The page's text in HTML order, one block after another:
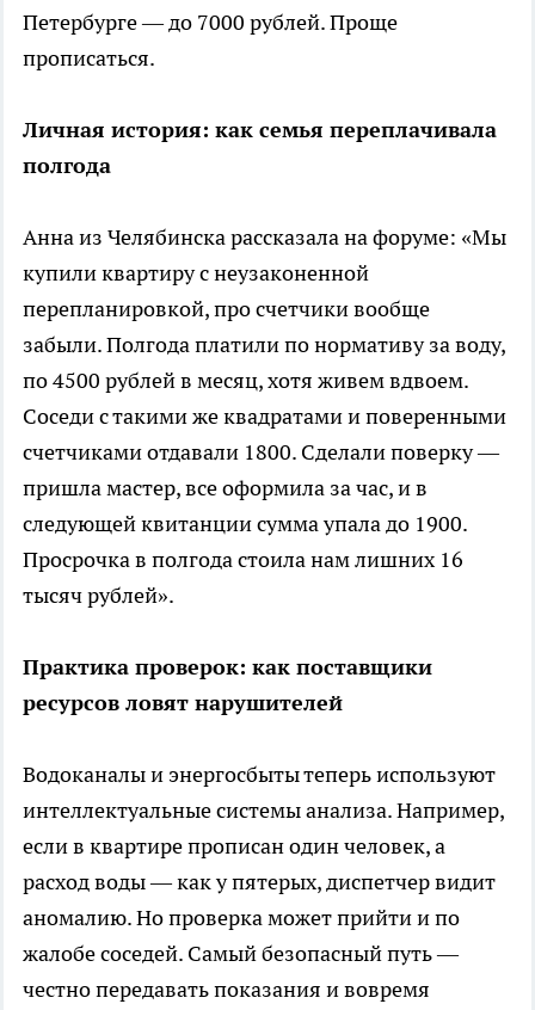
Петербурге — до 7000 рублей. Проще
прописаться.
Личная история: как семья переплачивала
полгода
Анна из Челябинска рассказала на форуме: «Мы
купили квартиру с неузаконенной
перепланировкой, про счетчики вообще
забыли. Полгода платили по нормативу за воду,
по 4500 рублей в месяц, хотя живем вдвоем.
Соседи с такими же квадратами и поверенными
счетчиками отдавали 1800. Сделали поверку —
пришла мастер, все оформила за час, и в
следующей квитанции сумма упала до 1900.
Просрочка в полгода стоила нам лишних 16
тысяч рублей».
Практика проверок: как поставщики
ресурсов ловят нарушителей
Водоканалы и энергосбыты теперь используют
интеллектуальные системы анализа. Например,
если в квартире прописан один человек, а
расход воды — как у пятерых, диспетчер видит
аномалию. Но проверка может прийти и по
жалобе соседей. Самый безопасный путь —
честно передавать показания и вовремя